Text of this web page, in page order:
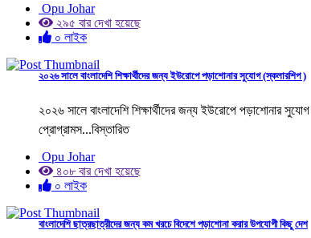
Opu Johar
২৯৫ বার দেখা হয়েছে
০ লাইক
২০২৬ সালে বাংলাদেশি শিক্ষার্থীদের জন্য ইউরোপে পড়াশোনার সুযোগ (স্কলারশিপ )
২০২৬ সালে বাংলাদেশি শিক্ষার্থীদের জন্য ইউরোপে পড়াশোনার
প্রোগ্রামস...বিস্তারিত
Opu Johar
৪০৮ বার দেখা হয়েছে
০ লাইক
বাংলাদেশি ছাত্রছাত্রীদের জন্য কম খরচে বিদেশে পড়াশোনা করার উপযোগী কিছু দেশ